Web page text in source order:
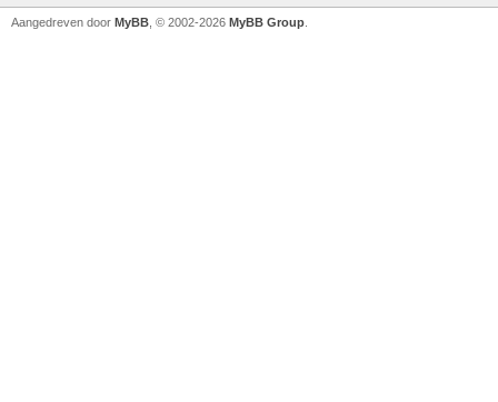
Aangedreven door MyBB , © 2002-2026 MyBB Group